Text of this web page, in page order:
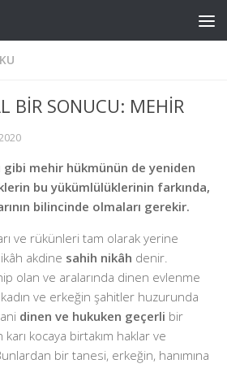
BİR SONUCU: MEHİR
gibi mehir hükmünün de yeniden
bu yükümlülüklerinin farkında,
bilincinde olmaları gerekir.
ve rükünleri tam olarak yerine
akdine sahih nikâh denir.
olan ve aralarında dinen evlenme
ve erkeğin şahitler huzurunda
dinen ve hukuken geçerli bir
kocaya birtakım haklar ve
bir tanesi, erkeğin, hanımına